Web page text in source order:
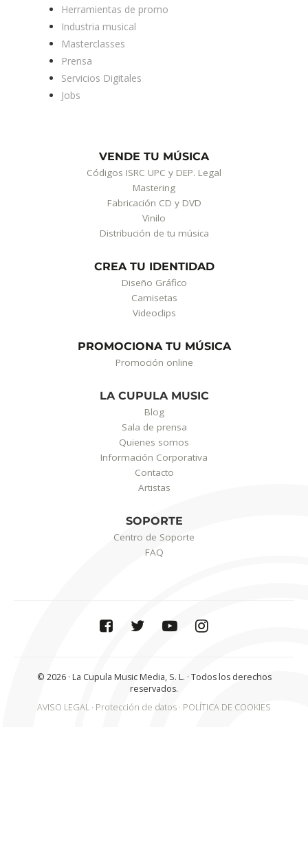
Herramientas de promo
Industria musical
Masterclasses
Prensa
Servicios Digitales
Jobs
VENDE TU MÚSICA
Códigos ISRC UPC y DEP. Legal
Mastering
Fabricación CD y DVD
Vinilo
Distribución de tu música
CREA TU IDENTIDAD
Diseño Gráfico
Camisetas
Videoclips
PROMOCIONA TU MÚSICA
Promoción online
LA CUPULA MUSIC
Blog
Sala de prensa
Quienes somos
Información Corporativa
Contacto
Artistas
SOPORTE
Centro de Soporte
FAQ
© 2026 · La Cupula Music Media, S. L. · Todos los derechos
reservados.
AVISO LEGAL Protección de datos POLÍTICA DE COOKIES